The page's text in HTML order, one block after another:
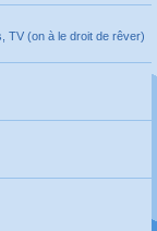
TV (on à le droit de rêver)